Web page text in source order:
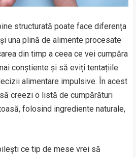
structurată poate face diferența
una plină de alimente procesate
din timp a ceea ce vei cumpăra
conștiente și să eviți tentațiile
alimentare impulsive. În acest
creezi o listă de cumpărături
folosind ingrediente naturale,
ce tip de mese vrei să